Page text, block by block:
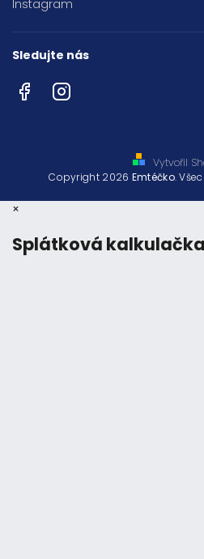
Instagram
Sledujte nás
FacebookInstagram
Vytvořil
Copyright 2026 Emtéčko.
×
Splátková kalkulačka